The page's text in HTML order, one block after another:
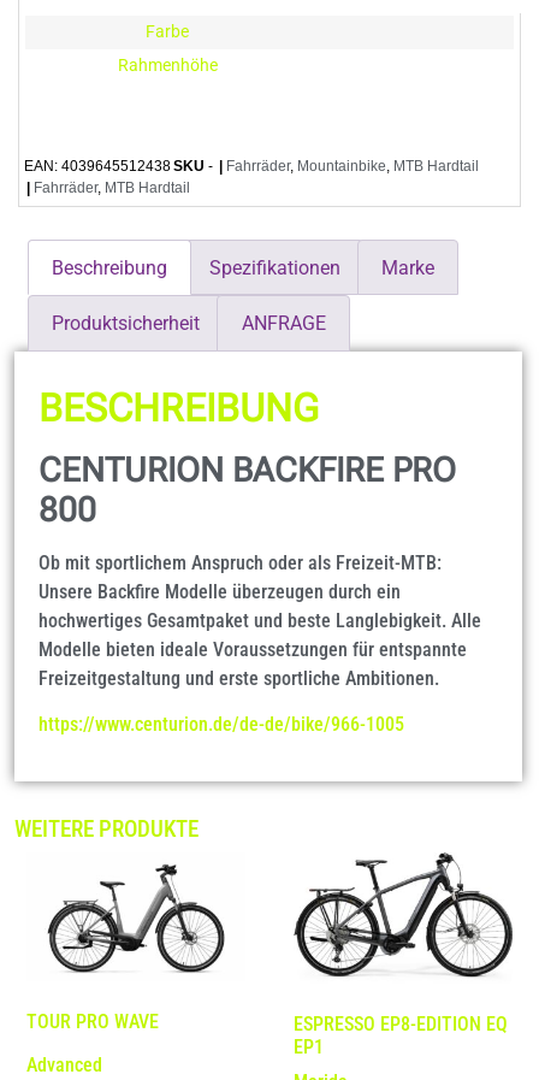
Farbe
Rahmenhöhe
EAN: 4039645512438SKU - | Fahrräder, Mountainbike MTB Hardtail
| Fahrräder, MTB Hardtail
Beschreibung Spezifikationen Marke
Produktsicherheit ANFRAGE
BESCHREIBUNG
CENTURION BACKFIRE PRO
800
Ob mit sportlichem Anspruch oder als Freizeit-MTB:
Unsere Backfire Modelle überzeugen durch ein
hochwertiges Gesamtpaket und beste Langlebigkeit. Alle
Modelle bieten ideale Voraussetzungen für entspannte
Freizeitgestaltung und erste sportliche Ambitionen.
https://www.centurion.de/de-de/bike/966-1005
WEITERE PRODUKTE
TOUR PRO WAVE
Advanced
ESPRESSO EP8-EDITION EQ
EP1